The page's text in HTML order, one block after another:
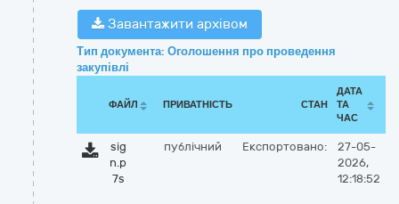
Завантажити архівом
Тип документа: Оголошення про проведення
закупівлі
ФАЙЛ ПРИВАТНІСТЬ СТАН
ДАТА
ТА
ЧАС
sig
n.p
7s
публічний Експортовано:
27-05-
2026,
12:18:52